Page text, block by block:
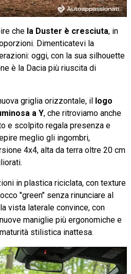
che la Duster è cresciuta, in
Dimenticatevi la
oggi, con la sua silhouette
è la Dacia più riuscita di
griglia orizzontale, il logo
a Y, che ritroviamo anche
e scolpito regala presenza e
meglio gli ingombri,
4x4, alta da terra oltre 20 cm
in plastica riciclata, con texture
"green" senza rinunciare al
vista laterale convince, con
maniglie più ergonomiche e
stilistica inattesa.